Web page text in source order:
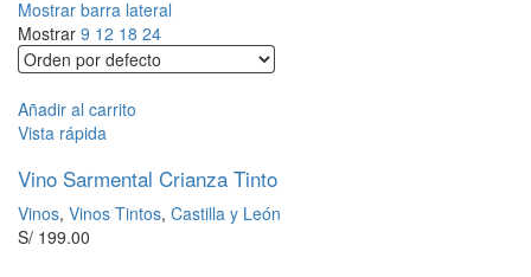
Mostrar barra lateral
Mostrar 9 12 18 24
Añadir al carrito
Vista rápida
Vino Sarmental Crianza Tinto
Vinos, Vinos Tintos, Castilla y León
S/ 199.00